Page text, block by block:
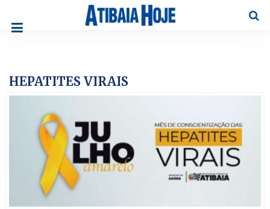
HEPATITES VIRAIS